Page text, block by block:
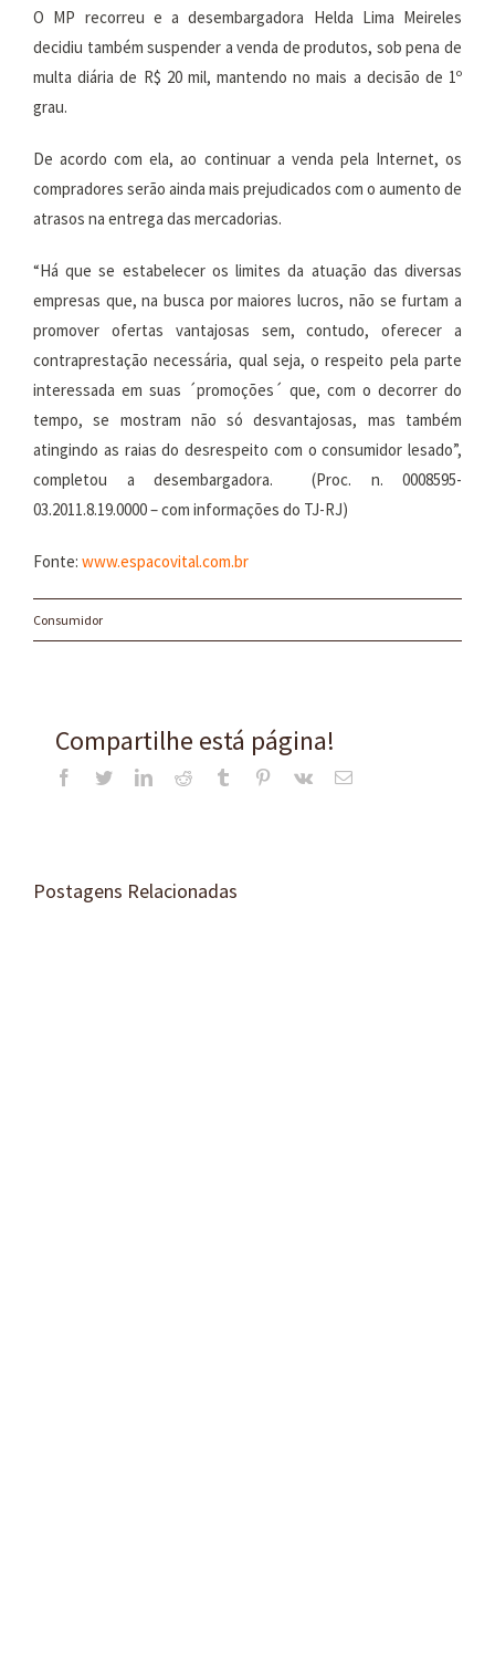
O MP recorreu e a desembargadora Helda Lima Meireles
decidiu também suspender a venda de produtos, sob pena de
multa diária de R$ 20 mil, mantendo no mais a decisão de 1º
grau.
De acordo com ela, ao continuar a venda pela Internet, os
compradores serão ainda mais prejudicados com o aumento de
atrasos na entrega das mercadorias.
“Há que se estabelecer os limites da atuação das diversas
empresas que, na busca por maiores lucros, não se furtam a
promover ofertas vantajosas sem, contudo, oferecer a
contraprestação necessária, qual seja, o respeito pela parte
interessada em suas ´promoções´ que, com o decorrer do
tempo, se mostram não só desvantajosas, mas também
atingindo as raias do desrespeito com o consumidor lesado”,
completou a desembargadora. (Proc. n. 0008595-
03.2011.8.19.0000 – com informações do TJ-RJ)
Fonte: www.espacovital.com.br
Consumidor
Compartilhe está página!
Facebook
TwitterLinkedInReddit Tumblr Pinterest
Vk
E-
Postagens Relacionadas